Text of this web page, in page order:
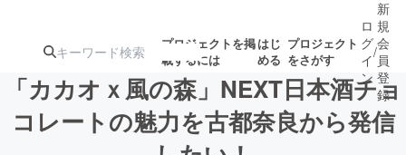
プロジェクトを掲
載するには
はじ
める
プロジェクト
をさがす
ロ
グ
イ
ン
/
新
規
会
員
登
録
「カカオｘ風の森」NEXT日本酒チョ
コレートの魅力を古都奈良から発信